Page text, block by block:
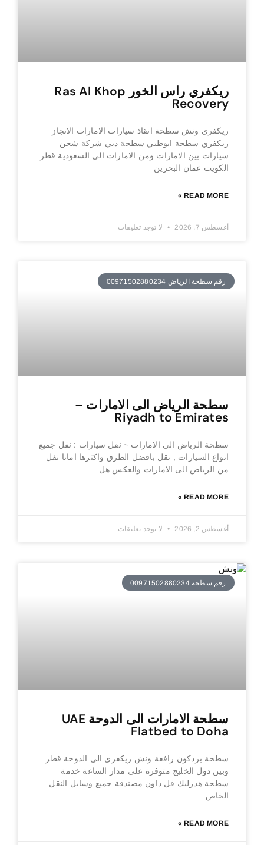
ريكفري راس الخور Ras Al Khop
Recovery
ريكفري ونش سطحة انقاذ سيارات الامارات الانجاز
ريكفري سطحة ابوظبي سطحة دبي شركة شحن
سيارات بين الامارات ومن الامارات الى السعودية قطر
الكويت عمان البحرين
READ MORE »
أغسطس 7, 2026 لا توجد تعليقات
رقم سطحة الرياض 00971502880234
سطحة الرياض الى الامارات –
Riyadh to Emirates
سطحة الرياض الى الامارات ~ نقل سيارات : نقل جميع
انواع السيارات , نقل بافضل الطرق واكثرها امانا نقل
من الرياض الى الامارات والعكس هل
READ MORE »
أغسطس 2, 2026 لا توجد تعليقات
رقم سطحة 00971502880234
سطحة الامارات الى الدوحة UAE
Flatbed to Doha
سطحة بردكون رافعة ونش ريكفري الى الدوحة قطر
وبين دول الخليج متوفرة على مدار الساعة خدمة
سطحة هدرليك فل داون مصندقة جميع وساىل النقل
الخاص
READ MORE »